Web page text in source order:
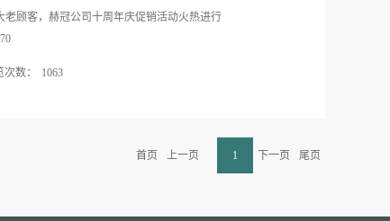
顾客，赫冠公司十周年庆促销活动火热进行
数： 1063
首页 上一页 1 下一页 尾页